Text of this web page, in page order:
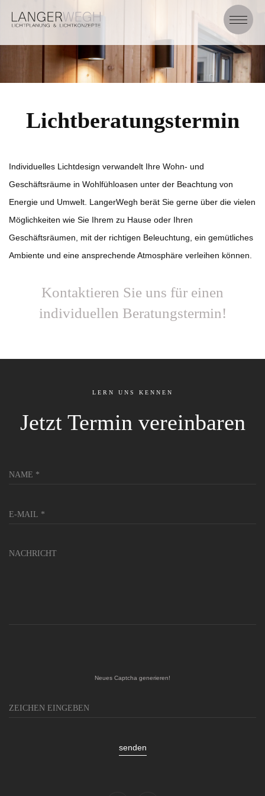
Lichtberatungstermin
Individuelles Lichtdesign verwandelt Ihre Wohn- und
Geschäftsräume in Wohlfühloasen unter der Beachtung von
Energie und Umwelt. LangerWegh berät Sie gerne über die vielen
Möglichkeiten wie Sie Ihrem zu Hause oder Ihren
Geschäftsräumen, mit der richtigen Beleuchtung, ein gemütliches
Ambiente und eine ansprechende Atmosphäre verleihen können.
Kontaktieren Sie uns für einen
individuellen Beratungstermin!
LERN UNS KENNEN
Jetzt Termin vereinbaren
Neues Captcha generieren!